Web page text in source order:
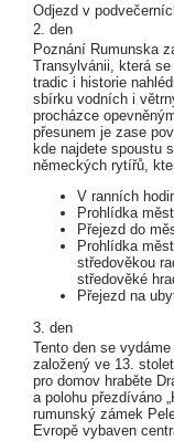
Odjezd v
2. den
Poznání Rumunska
Transylvánii, která
tradic i historie
sbírku vodních i
procházce
přesunem je zase
kde najdete spoustu
německých rytířů,
V ranních
Prohlídka
Přejezd do
Prohlídka
středověkou
středověké
Přejezd na
3. den
Tento den se
založený ve 13.
pro domov hraběte
a polohu přezdíváno
rumunský zámek
Evropě vybaven